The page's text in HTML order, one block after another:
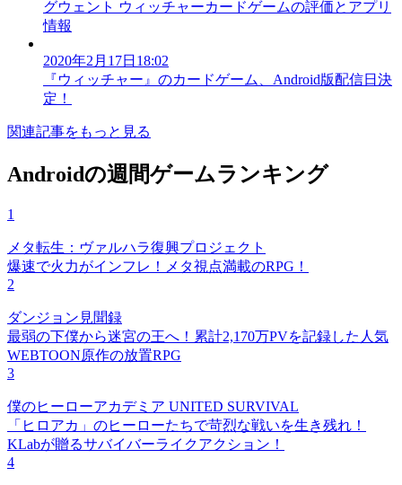
グウェント ウィッチャーカードゲームの評価とアプリ
情報
2020年2月17日18:02
『ウィッチャー』のカードゲーム、Android版配信日決
定！
関連記事をもっと見る
Androidの週間ゲームランキング
1
メタ転生：ヴァルハラ復興プロジェクト
爆速で火力がインフレ！メタ視点満載のRPG！
2
ダンジョン見聞録
最弱の下僕から迷宮の王へ！累計2,170万PVを記録した人気
WEBTOON原作の放置RPG
3
僕のヒーローアカデミア UNITED SURVIVAL
「ヒロアカ」のヒーローたちで苛烈な戦いを生き残れ！
KLabが贈るサバイバーライクアクション！
4